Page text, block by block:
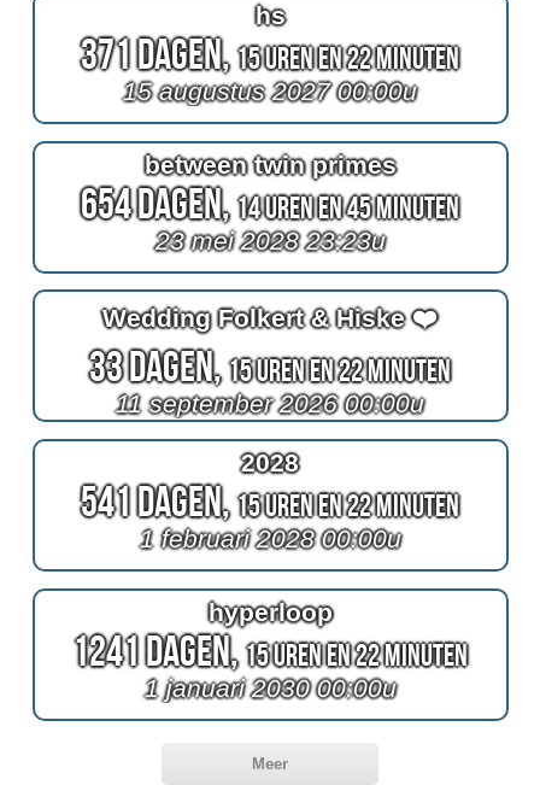
hs
371 Dagen,15 Uren en 22 Minuten
15 augustus 2027 00:00u
between twin primes
654 Dagen,14 Uren en 45 Minuten
23 mei 2028 23:23u
Wedding Folkert & Hiske ❤️
33 Dagen,15 Uren en 22 Minuten
11 september 2026 00:00u
2028
541 Dagen,15 Uren en 22 Minuten
1 februari 2028 00:00u
hyperloop
1241 Dagen,15 Uren en 22 Minuten
1 januari 2030 00:00u
Meer